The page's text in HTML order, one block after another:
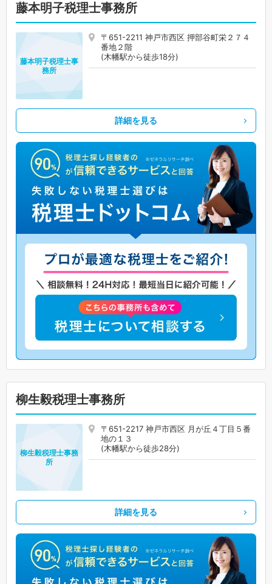
藤本明子税理士事務所
〒651-2211 神戸市西区 押部谷町栄２７４
番地２階
(木幡駅から徒歩18分)
藤本明子税理士事
務所
詳細を見る
柳生毅税理士事務所
〒651-2217 神戸市西区 月が丘４丁目５番
地の１３
(木幡駅から徒歩28分)
柳生毅税理士事務
所
詳細を見る